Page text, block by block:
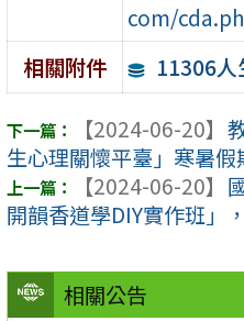
相關公告
com/
相關附件
11306人
【2024-06-20】
生心理關懷平臺」寒暑
【2024-06-20】
開韻香道學DIY實作班」